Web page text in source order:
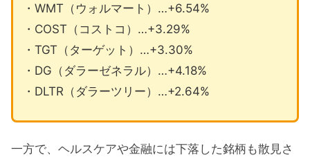
・WMT（ウォルマート）…+6.54%
・COST（コストコ）…+3.29%
・TGT（ターゲット）…+3.30%
・DG（ダラーゼネラル）…+4.18%
・DLTR（ダラーツリー）…+2.64%
一方で、ヘルスケアや金融には下落した銘柄も散見さ